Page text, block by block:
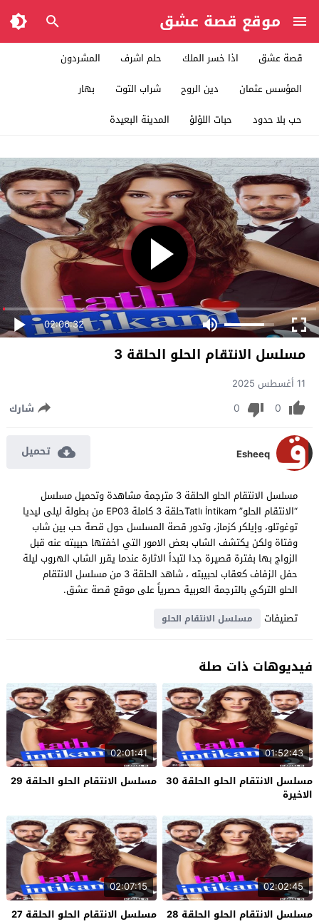
موقع قصة عشق
قصة عشق اذا خسر الملك حلم اشرف
المشردون
المؤسس عثمان
دين الروح شراب التوت
بهار
حب بلا حدود
حبات اللؤلؤ المدينة البعيدة
02:06:32
مسلسل الانتقام الحلو الحلقة 3
11 أغسطس 2025
0
0 شارك
Esheeq تحميل
مسلسل الانتقام الحلو الحلقة 3 مترجمة مشاهدة وتحميل مسلسل
“الانتقام الحلو” Tatlı İntikamحلقة 3 كاملة EP03 من بطولة ليلى ليديا
توغوتلو، وإيلكر كزماز، وتدور قصة المسلسل حول قصة حب بين شاب
وفتاة ولكن يكتشف الشاب بعض الامور التي اخفتها حبيبته عنه قبل
الزواج بها بفترة قصيرة جدا لتبدأ الاثارة عندما يقرر الشاب الهروب ليلة
حفل الزفاف كعقاب لحبيبته ، شاهد الحلقة 3 من مسلسل الانتقام
الحلو التركي بالترجمة العربية حصرياً على موقع قصة عشق.
تصنيفات
مسلسل الانتقام الحلو
فيديوهات ذات صلة
01:52:43
مسلسل الانتقام الحلو الحلقة 30
الاخيرة
02:01:41
مسلسل الانتقام الحلو الحلقة 29
02:02:45
مسلسل الانتقام الحلو الحلقة 28
02:07:15
مسلسل الانتقام الحلو الحلقة 27